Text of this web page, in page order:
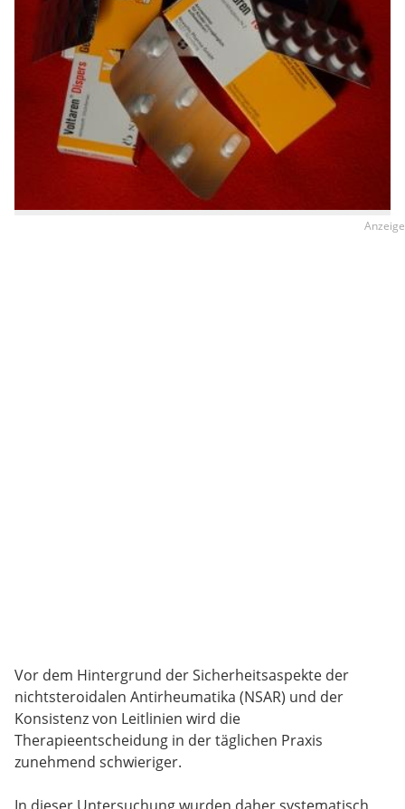
Vor dem Hintergrund der Sicherheitsaspekte der
nichtsteroidalen Antirheumatika (NSAR) und der
Konsistenz von Leitlinien wird die
Therapieentscheidung in der täglichen Praxis
zunehmend schwieriger.